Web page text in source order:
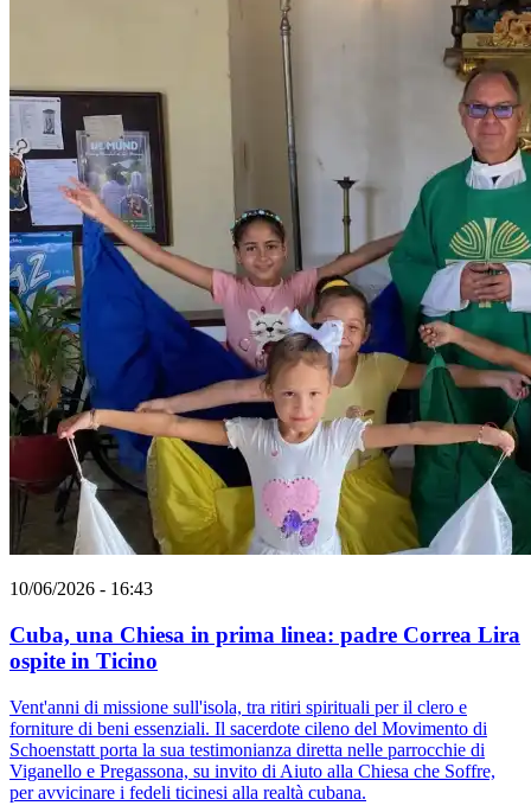
10/06/2026 - 16:43
Cuba, una Chiesa in prima linea: padre Correa Lira
ospite in Ticino
Vent'anni di missione sull'isola, tra ritiri spirituali per il clero e
forniture di beni essenziali. Il sacerdote cileno del Movimento di
Schoenstatt porta la sua testimonianza diretta nelle parrocchie di
Viganello e Pregassona, su invito di Aiuto alla Chiesa che Soffre,
per avvicinare i fedeli ticinesi alla realtà cubana.